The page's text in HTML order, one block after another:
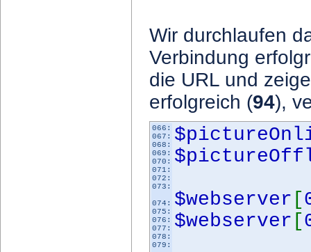
Wir durchlaufen
Verbindung
die URL und
erfolgreich (94),
066:
067:
068:
069:
070:
071:
072:
073:
074:
075:
076:
077:
078:
079:
$webserver [
$webserver [